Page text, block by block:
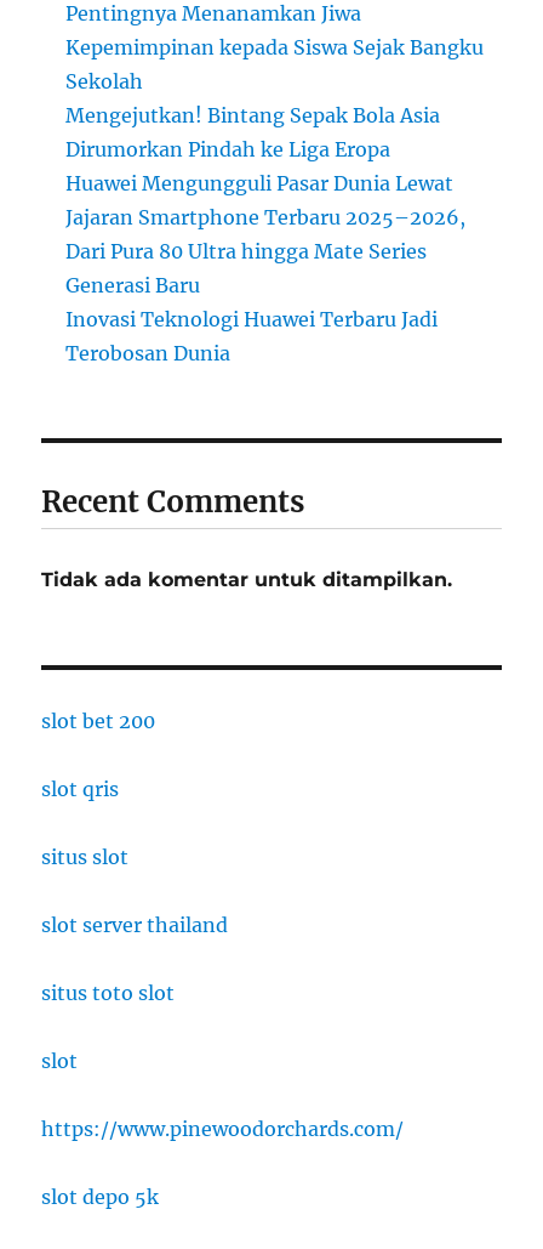
Pentingnya Menanamkan Jiwa
Kepemimpinan kepada Siswa Sejak Bangku
Sekolah
Mengejutkan! Bintang Sepak Bola Asia
Dirumorkan Pindah ke Liga Eropa
Huawei Mengungguli Pasar Dunia Lewat
Jajaran Smartphone Terbaru 2025–2026,
Dari Pura 80 Ultra hingga Mate Series
Generasi Baru
Inovasi Teknologi Huawei Terbaru Jadi
Terobosan Dunia
Recent Comments
Tidak ada komentar untuk ditampilkan.
slot bet 200
slot qris
situs slot
slot server thailand
situs toto slot
slot
https://www.pinewoodorchards.com/
slot depo 5k